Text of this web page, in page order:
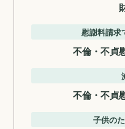
慰謝料請求
不倫・不貞
不倫・不貞
子供の